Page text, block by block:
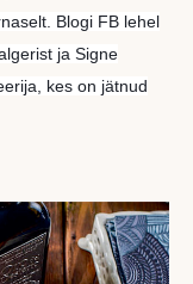
Blogi FB lehel
ja Signe
kes on jätnud